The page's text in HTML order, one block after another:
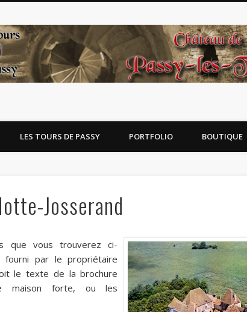
LES TOURS DE PASSY PORTFOLIO BOUTIQUE
Josserand
que vous trouverez ci-
fourni par le propriétaire
le texte de la brochure
maison forte, ou les